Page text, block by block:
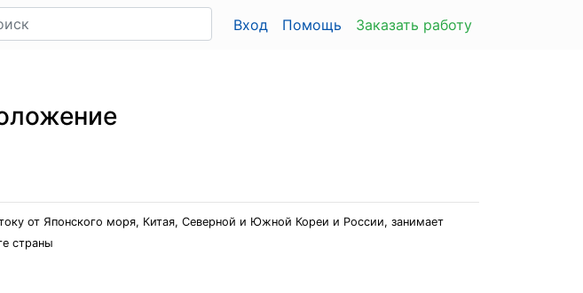
Вход Помощь Заказать работу
от Японского моря, Китая, Северной и Южной Кореи и России, занимает
страны